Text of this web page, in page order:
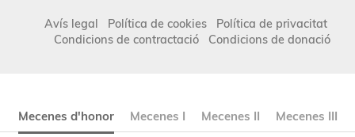
Avís legal Política de cookies
Política de privacitat
Condicions de contractació
Condicions de donació
Mecenes d'honor Mecenes I Mecenes II Mecenes III